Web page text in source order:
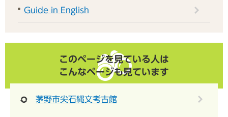
Guide in English
このページを見ている人は
こんなページも見ています
茅野市尖石縄文考古館